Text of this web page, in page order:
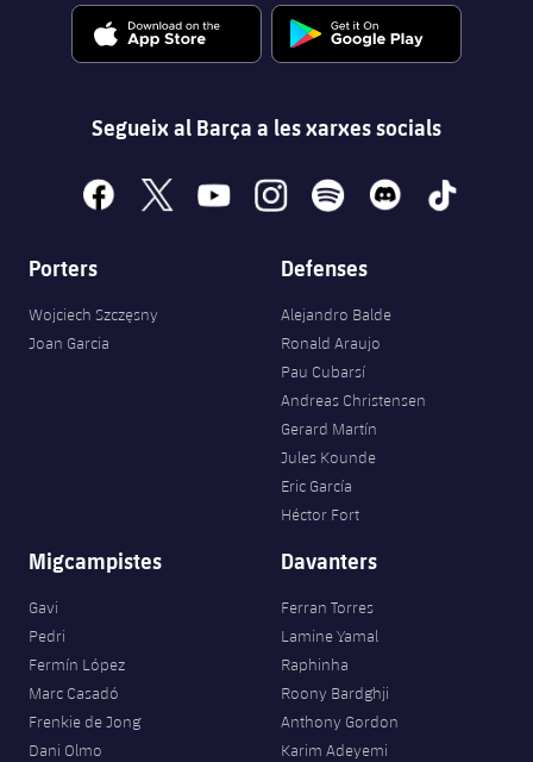
Segueix al Barça a les xarxes socials
facebook
x youtubeinstagramspotify discord tiktok
Porters
Wojciech Szczęsny
Joan Garcia
Defenses
Alejandro Balde
Ronald Araujo
Pau Cubarsí
Andreas Christensen
Gerard Martín
Jules Kounde
Eric García
Héctor Fort
Migcampistes
Gavi
Pedri
Fermín López
Marc Casadó
Frenkie de Jong
Dani Olmo
Davanters
Ferran Torres
Lamine Yamal
Raphinha
Roony Bardghji
Anthony Gordon
Karim Adeyemi